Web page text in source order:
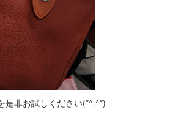
是非お試しください(*^.^*)